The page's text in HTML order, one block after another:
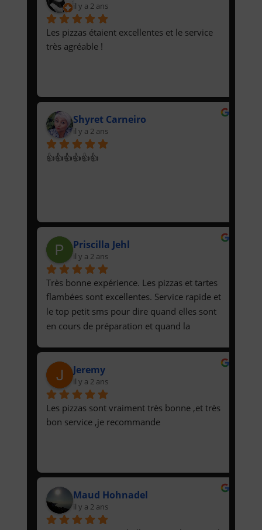
il y a 2 ans
Les pizzas étaient excellentes et le service
très agréable !
Shyret Carneiro
il y a 2 ans
👍👍👍👍👍👍
Priscilla Jehl
il y a 2 ans
Très bonne expérience. Les pizzas et tartes
flambées sont excellentes. Service rapide et
le top petit sms pour dire quand elles sont
en cours de préparation et quand la
Jeremy
il y a 2 ans
Les pizzas sont vraiment très bonne ,et très
bon service ,je recommande
Maud Hohnadel
il y a 2 ans